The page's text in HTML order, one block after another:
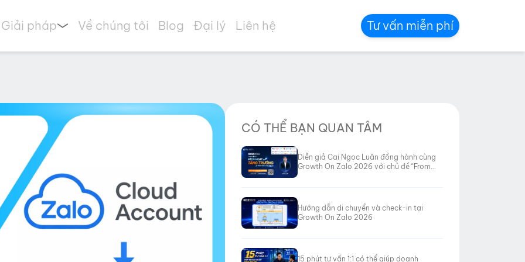
Giải pháp Về chúng tôi Blog Đại lý Liên hệ Tư vấn miễn phí
CÓ THỂ BẠN QUAN TÂM
Diễn giả Cai Ngọc Luân đồng hành cùng
Growth On Zalo 2026 với chủ đề “From
Hướng dẫn di chuyển và check-in tại
Growth On Zalo 2026
15 phút tư vấn 1:1 có thể giúp doanh